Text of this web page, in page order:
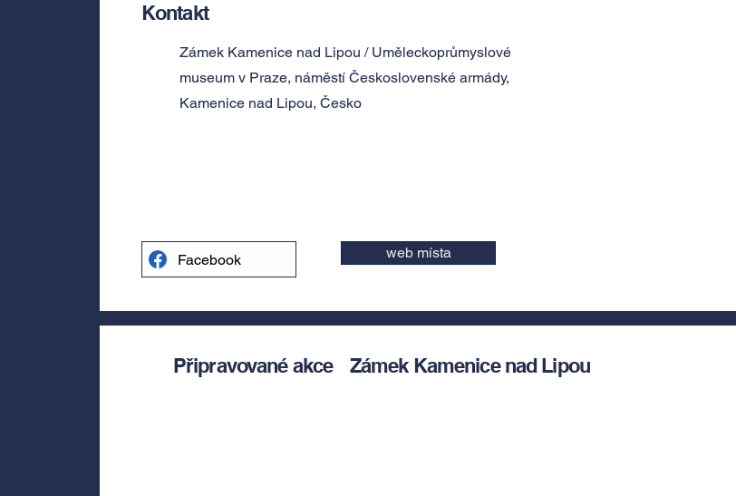
Kontakt
Zámek Kamenice nad Lipou / Uměleckoprůmyslové
museum v Praze, náměstí Československé armády,
Kamenice nad Lipou, Česko
Facebook web místa
Připravované akce Zámek Kamenice nad Lipou